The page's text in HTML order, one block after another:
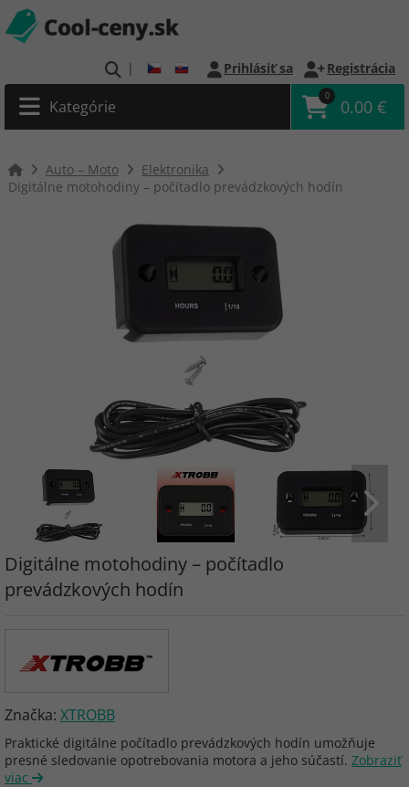
| Prihlásiť sa Registrácia
Kategórie
0
0.00 €
Auto – Moto
Elektronika
Digitálne motohodiny – počítadlo prevádzkových hodín
Digitálne motohodiny – počítadlo
prevádzkových hodín
Značka: XTROBB
Praktické digitálne počítadlo prevádzkových hodín umožňuje
presné sledovanie opotrebovania motora a jeho súčastí. Zobraziť
viac